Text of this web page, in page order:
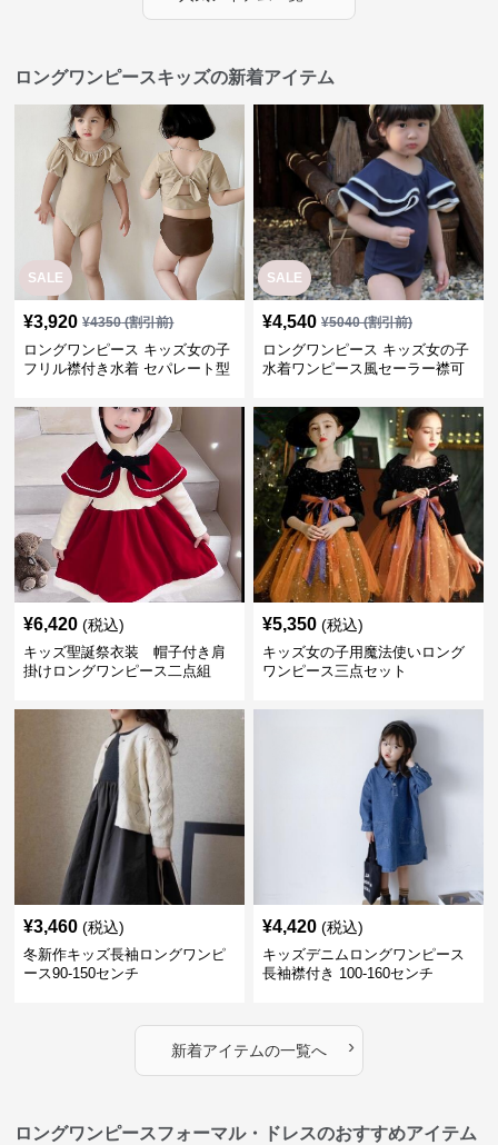
ロングワンピースキッズの新着アイテム
SALE
¥3,920 ¥4350(割引前)
ロングワンピース キッズ女の子
フリル襟付き水着 セパレート型
SALE
¥4,540 ¥5040(割引前)
ロングワンピース キッズ女の子
水着ワンピース風セーラー襟可
¥6,420 (税込)
キッズ聖誕祭衣装 帽子付き肩
掛けロングワンピース二点組
¥5,350 (税込)
キッズ女の子用魔法使いロング
ワンピース三点セット
¥3,460 (税込)
冬新作キッズ長袖ロングワンピ
ース90-150センチ
¥4,420 (税込)
キッズデニムロングワンピース
長袖襟付き 100-160センチ
新着アイテムの一覧へ ›
ロングワンピースフォーマル・ドレスのおすすめアイテム